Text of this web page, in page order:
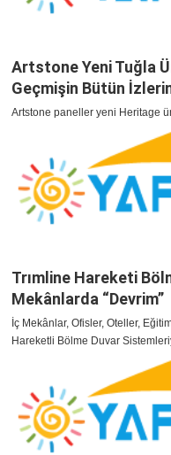
Artstone Yeni Tuğla
Geçmişin Bütün
Artstone paneller yeni Heritage
Trımline Hareketi
Mekânlarda “Devrim”
İç Mekânlar, Ofisler, Oteller,
Hareketli Bölme Duvar